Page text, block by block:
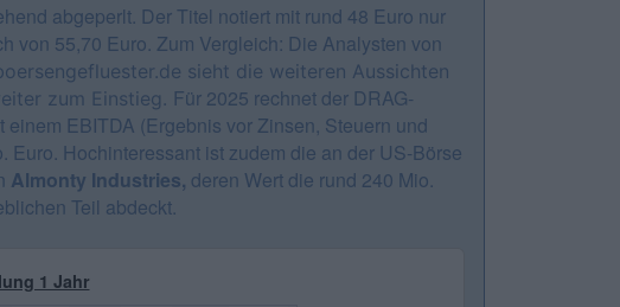
abgeperlt. Der Titel notiert mit rund 48 Euro nur
von 55,70 Euro. Zum Vergleich: Die Analysten von
sieht die weiteren Aussichten
zum Einstieg. Für 2025 rechnet der DRAG-
EBITDA (Ergebnis vor Zinsen, Steuern und
Euro. Hochinteressant ist zudem die an der US-Börse
Almonty Industries, deren Wert die rund 240 Mio.
Teil abdeckt.
1 Jahr